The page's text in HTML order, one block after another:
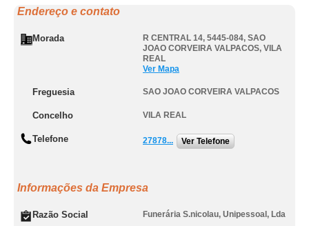
Endereço e contato
Morada R CENTRAL 14, 5445-084, SAO
JOAO CORVEIRA VALPACOS, VILA
REAL
Ver Mapa
Freguesia SAO JOAO CORVEIRA VALPACOS
Concelho VILA REAL
Telefone 27878... Ver Telefone
Informações da Empresa
Razão Social Funerária S.nicolau, Unipessoal, Lda